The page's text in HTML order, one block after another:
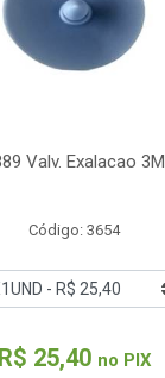
Valv. Exalacao 3M
Código: 3654
25,40 no PIX